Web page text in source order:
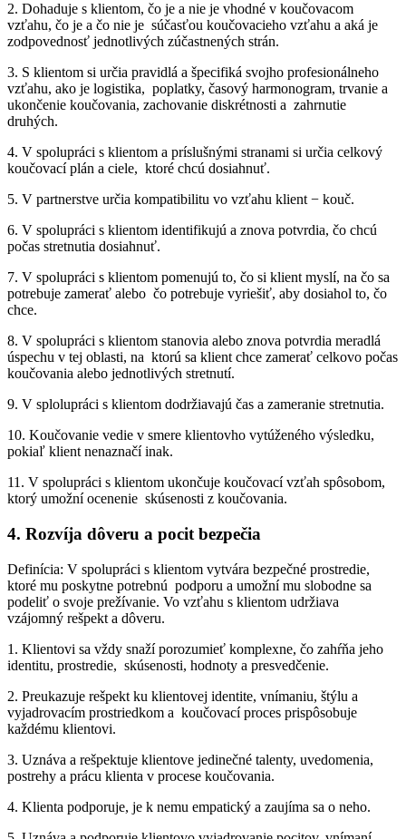
2. Dohaduje s klientom, čo je a nie je vhodné v koučovacom
vzťahu, čo je a čo nie je súčasťou koučovacieho vzťahu a aká je
zodpovednosť jednotlivých zúčastnených strán.
3. S klientom si určia pravidlá a špecifiká svojho profesionálneho
vzťahu, ako je logistika, poplatky, časový harmonogram, trvanie a
ukončenie koučovania, zachovanie diskrétnosti a zahrnutie
druhých.
4. V spolupráci s klientom a príslušnými stranami si určia celkový
koučovací plán a ciele, ktoré chcú dosiahnuť.
5. V partnerstve určia kompatibilitu vo vzťahu klient − kouč.
6. V spolupráci s klientom identifikujú a znova potvrdia, čo chcú
počas stretnutia dosiahnuť.
7. V spolupráci s klientom pomenujú to, čo si klient myslí, na čo sa
potrebuje zamerať alebo čo potrebuje vyriešiť, aby dosiahol to, čo
chce.
8. V spolupráci s klientom stanovia alebo znova potvrdia meradlá
úspechu v tej oblasti, na ktorú sa klient chce zamerať celkovo počas
koučovania alebo jednotlivých stretnutí.
9. V splolupráci s klientom dodržiavajú čas a zameranie stretnutia.
10. Koučovanie vedie v smere klientovho vytúženého výsledku,
pokiaľ klient nenaznačí inak.
11. V spolupráci s klientom ukončuje koučovací vzťah spôsobom,
ktorý umožní ocenenie skúsenosti z koučovania.
4. Rozvíja dôveru a pocit bezpečia
Definícia: V spolupráci s klientom vytvára bezpečné prostredie,
ktoré mu poskytne potrebnú podporu a umožní mu slobodne sa
podeliť o svoje prežívanie. Vo vzťahu s klientom udržiava
vzájomný rešpekt a dôveru.
1. Klientovi sa vždy snaží porozumieť komplexne, čo zahŕňa jeho
identitu, prostredie, skúsenosti, hodnoty a presvedčenie.
2. Preukazuje rešpekt ku klientovej identite, vnímaniu, štýlu a
vyjadrovacím prostriedkom a koučovací proces prispôsobuje
každému klientovi.
3. Uznáva a rešpektuje klientove jedinečné talenty, uvedomenia,
postrehy a prácu klienta v procese koučovania.
4. Klienta podporuje, je k nemu empatický a zaujíma sa o neho.